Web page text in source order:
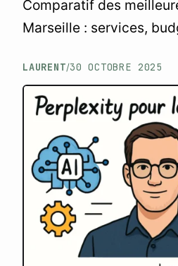
Comparatif des
Marseille : services,
partenaire local.
LAURENT/30 OCTOBRE 2025